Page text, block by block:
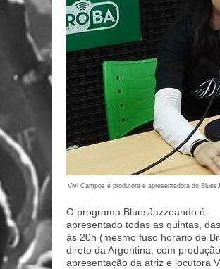
Vivi Campos é produtora e apresentadora do
O programa BluesJazzeando é
apresentado todas as quintas,
às 20h (mesmo fuso horário de
direto da Argentina, com
apresentação da atriz e locutora